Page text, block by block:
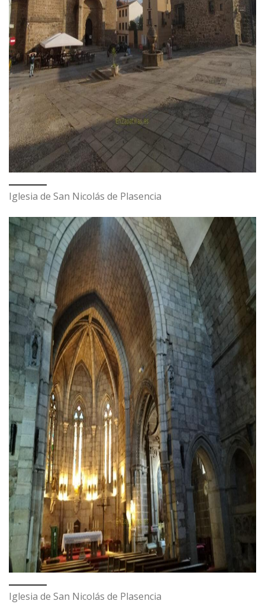
Iglesia de San Nicolás de Plasencia
Iglesia de San Nicolás de Plasencia